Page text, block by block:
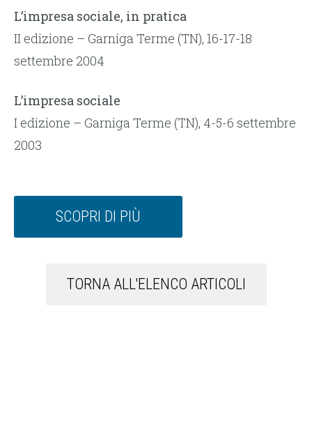
L’impresa sociale, in pratica
II edizione – Garniga Terme (TN), 16-17-18
settembre 2004
L’impresa sociale
I edizione – Garniga Terme (TN), 4-5-6 settembre
2003
SCOPRI DI PIÙ
TORNA ALL'ELENCO ARTICOLI